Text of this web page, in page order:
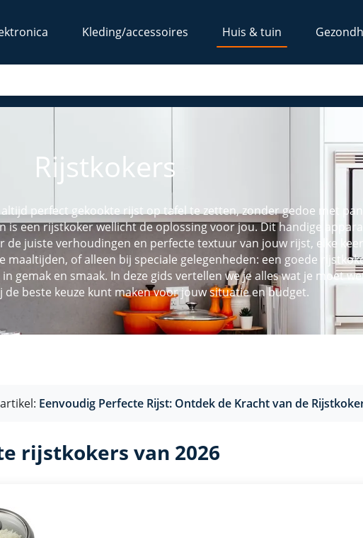
Kleding/accessoires Huis & tuin
Rijstkokers
perfect gekookte rijst op tafel te zetten, zonder gedoe met
is een rijstkoker wellicht de oplossing voor jou. Dit handige
de juiste verhoudingen en perfecte textuur van jouw rijst, elke
maaltijden, of alleen bij speciale gelegenheden: een goede
gemak en smaak. In deze gids vertellen we je alles wat je moet
de beste keuze kunt maken voor jouw situatie en budget.
Eenvoudig Perfecte Rijst: Ontdek de Kracht van de
rijstkokers van 2026